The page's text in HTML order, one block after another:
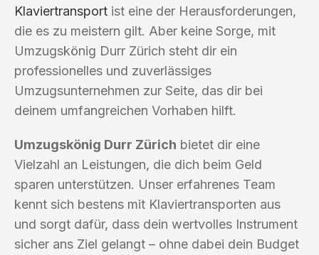
Klaviertransport ist eine der Herausforderungen,
die es zu meistern gilt. Aber keine Sorge, mit
Umzugskönig Durr Zürich steht dir ein
professionelles und zuverlässiges
Umzugsunternehmen zur Seite, das dir bei
deinem umfangreichen Vorhaben hilft.
Umzugskönig Durr Zürich bietet dir eine
Vielzahl an Leistungen, die dich beim Geld
sparen unterstützen. Unser erfahrenes Team
kennt sich bestens mit Klaviertransporten aus
und sorgt dafür, dass dein wertvolles Instrument
sicher ans Ziel gelangt – ohne dabei dein Budget